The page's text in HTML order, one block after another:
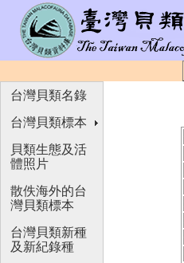
台灣貝類名錄
台灣貝類標本
貝類生態及活
體照片
散佚海外的台
灣貝類標本
台灣貝類新種
及新紀錄種